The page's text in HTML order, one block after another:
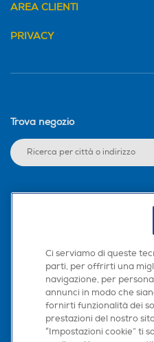
AREA CLIENTI
PRIVACY
Trova negozio
Scarica la nostra app
Ci serviamo di queste
parti, per offrirti una
navigazione, per
annunci in modo che
fornirti funzionalità dei
prestazioni del nostro
“Impostazioni cookie” ti